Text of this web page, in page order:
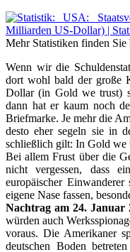
Mehr Statistiken finden Sie
Wenn wir die
dort wohl bald der große
Dollar (in Gold we trust)
dann hat er kaum noch
Briefmarke. Je mehr die
desto eher segeln sie in
schließlich gilt: In Gold we
Bei allem Frust über die
nicht vergessen, dass
europäischer
eigene Nase fassen,
Nachtrag am 24. Januar
würden auch
voraus. Die Amerikaner
deutschen Boden